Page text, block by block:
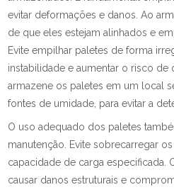
evitar deformações e danos. Ao
de que eles estejam alinhados e
Evite empilhar paletes de forma
instabilidade e aumentar o risco de
armazene os paletes em um local
fontes de umidade, para evitar a
O uso adequado dos paletes
manutenção. Evite sobrecarregar
capacidade de carga especificada.
causar danos estruturais e